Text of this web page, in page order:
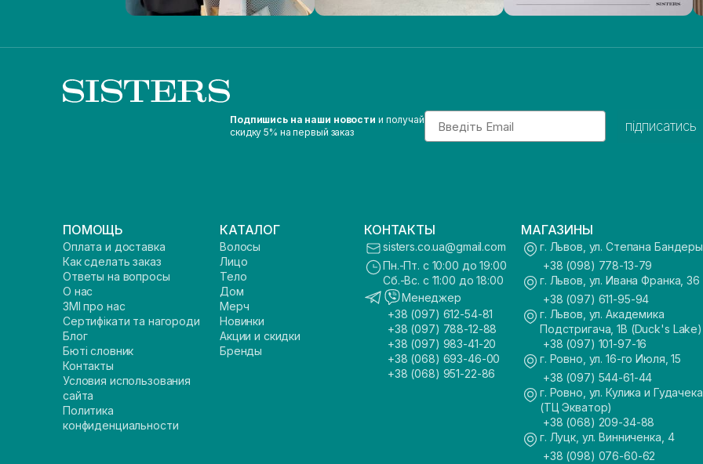
Подпишись на наши новости и получай
скидку 5% на первый заказ
Email
підписатись
ПОМОЩЬ
Оплата и доставка
Как сделать заказ
Ответы на вопросы
О нас
ЗМІ про нас
Сертифікати та нагороди
Блог
Бюті словник
Контакты
Условия использования
сайта
Политика
конфиденциальности
КАТАЛОГ
Волосы
Лицо
Тело
Дом
Мерч
Новинки
Акции и скидки
Бренды
КОНТАКТЫ
sisters.co.ua@gmail.com
Пн.-Пт. с 10:00 до 19:00
Сб.-Вс. с 11:00 до 18:00
Менеджер
+38 (097) 612-54-81
+38 (097) 788-12-88
+38 (097) 983-41-20
+38 (068) 693-46-00
+38 (068) 951-22-86
МАГАЗИНЫ
г. Львов, ул. Степана
+38 (098) 778-13-79
г. Львов, ул. Ивана Франка, 36
+38 (097) 611-95-94
г. Львов, ул. Академика
Подстригача, 1В (Duck's Lake)
+38 (097) 101-97-16
г. Ровно, ул. 16-го Июля, 15
+38 (097) 544-61-44
г. Ровно, ул. Кулика и
(ТЦ Экватор)
+38 (068) 209-34-88
г. Луцк, ул. Винниченка, 4
+38 (098) 076-60-62